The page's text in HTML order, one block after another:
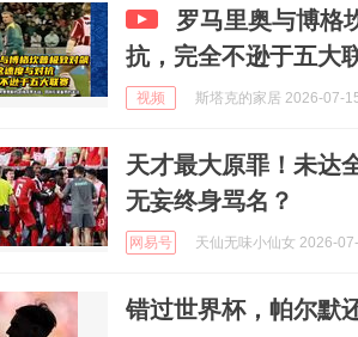
罗马里奥与博格
抗，完全不逊于五大
视频 斯塔克的家居 2026-07-
天才最大原罪！未达
无妄终身骂名？
网易号 天仙无味小仙女 2026-
错过世界杯，帕尔默